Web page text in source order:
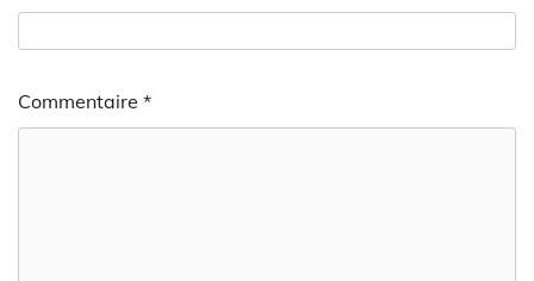
Commentaire *